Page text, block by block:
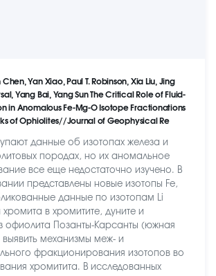
Chen, Yan Xiao, Paul T. Robinson, Xia Liu, Jing
Yang Bai, Yang Sun The Critical Role of Fluid-
in Anomalous Fe-Mg-O Isotope Fractionations
of Ophiolites//Journal of Geophysical Re
данные об изотопах железа и
породах, но их аномальное
все еще недостаточно изучено. В
представлены новые изотопы Fe,
данные по изотопам Li
в хромитите, дуните и
офиолита Позанты-Карсанты (южная
выявить механизмы меж- и
фракционирования изотопов во
хромитита. В исследованных